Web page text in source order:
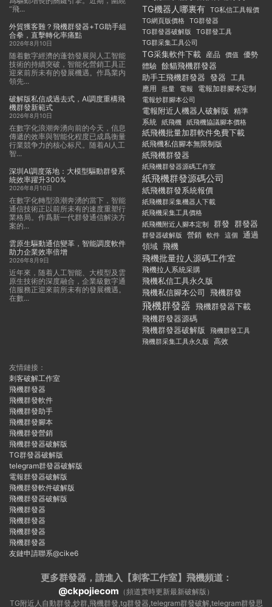
“飛...
外貿獲客難？飛機群發器+TG助手組
合拳，直擊轉化率痛點
2026年8月10日
随着數字經濟的蓬勃發展與人工智能
技術的持續突破，智能化營銷工具正
迎來前所未有的發展機遇。作爲業内
領先...
破解版私信成過去式，AI調度重構飛
機群發新範式
2026年8月10日
在數字化浪潮奔湧向前的今天，信息
傳遞的效率與智能化程度已成爲衡量
行業競争力的核心标尺。随着AI人工
智...
深圳AI調度落地：大模型驅動群發系
統效率躍升300%
2026年8月10日
在數字化轉型浪潮奔湧的當下，智能
通信技術正以前所未有的速度重塑行
業格局。作爲新一代群發通信解決方
案的...
雲原生驅動通信變革，智能調度軟件
助力企業效率倍增
2026年8月9日
近年來，随着人工智能、大模型及雲
原生技術的深度融合，企業級數字通
信服務正迎來前所未有的發展機遇。
在數...
TG機器人哪裏有 TG私信工具報價
TG網頁版價格
TG群發器
TG群發器破解版
TG群發工具
TG群采集工具公司
TG采集軟件下載 産品 價值 優勢
體驗 餘貓飛機群發器
助手王飛機群發器 發器 工具
應用
批量 電報 電報加群腳本定制
電報炒群腳本公司
電報附近人機器人破解版 精準
系統 紙飛機 紙飛機協議腳本價格
紙飛機批量加群軟件免費下載
紙飛機私信腳本無限制版
紙飛機群發器
紙飛機群發器源碼工作室
紙飛機群發源碼公司
紙飛機群發系統報價
紙飛機群采集機器人下載
紙飛機采集工具價格
紙飛機附近人腳本定制
群發 群發器
群發器破解版 營銷 軟件 這個
通過
領域 飛機
飛機批量拉人源碼工作室
飛機拉人系統采購
飛機私信工具永久版
飛機私信腳本公司
飛機群發
飛機群發器 飛機群發器下載
飛機群發器源碼
飛機群發器破解版
飛機群發工具
飛機群采集工具永久版
高效
友情鏈接：
刺客破解工作室
飛機群發器
飛機群發軟件
飛機群發助手
飛機群發腳本
飛機群發營銷
飛機群發器破解版
TG群發器破解版
telegram群發器破解版
電報群發器破解版
飛機群發軟件破解版
飛機群發器破解版
飛機群發器
飛機群發器
飛機群發器
飛機群發器
友鏈申請聯系@cike6
更多群發器，請進入【刺客工作室】 飛機頻道：
@ckpojiecom （頻道實時更新最新破解版）
TG附近人自動群發,炒群,飛機群發,tg群發器,telegram群發破解,telegram群發思